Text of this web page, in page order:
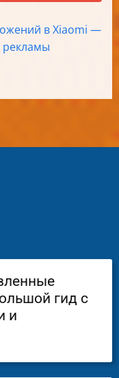
в Xiaomi —
рекламы
гид с
и